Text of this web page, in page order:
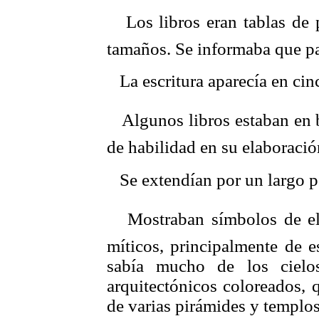
 Los libros eran tablas de
tamaños. Se informaba que
 La escritura aparecía en
 Algunos libros estaban
de habilidad en su
 Se extendían por un largo
 Mostraban símbolos de
míticos, principalmente de
sabía mucho de los
arquitectónicos coloreados,
de varias pirámides y